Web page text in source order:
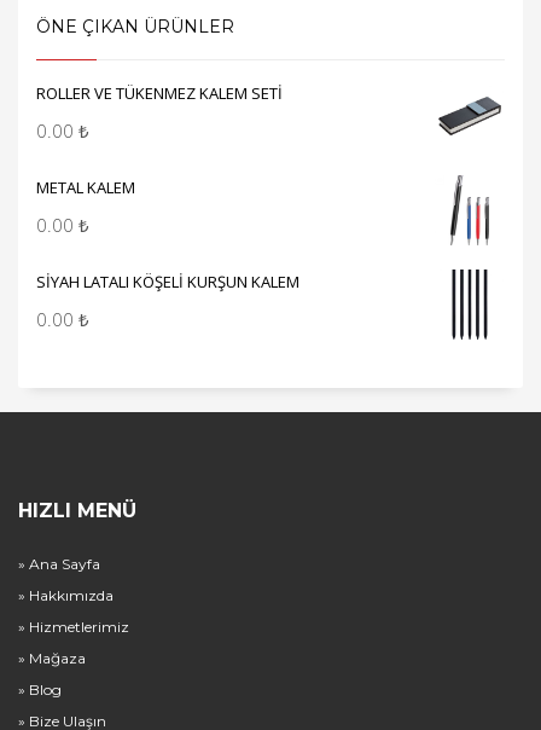
ÖNE ÇIKAN ÜRÜNLER
ROLLER VE TÜKENMEZ KALEM SETİ
0.00 ₺
METAL KALEM
0.00 ₺
SİYAH LATALI KÖŞELİ KURŞUN KALEM
0.00 ₺
HIZLI MENÜ
» Ana Sayfa
» Hakkımızda
» Hizmetlerimiz
» Mağaza
» Blog
» Bize Ulaşın